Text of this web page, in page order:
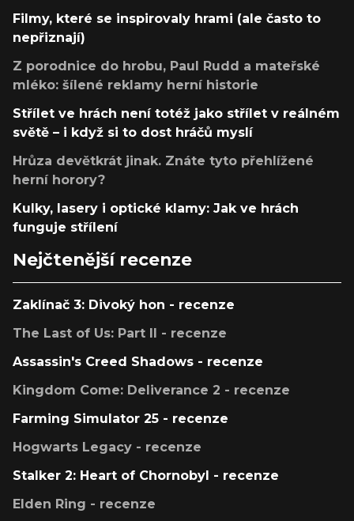
Filmy, které se inspirovaly hrami (ale často to
nepřiznají)
Z porodnice do hrobu, Paul Rudd a mateřské
mléko: šílené reklamy herní historie
Střílet ve hrách není totéž jako střílet v reálném
světě – i když si to dost hráčů myslí
Hrůza devětkrát jinak. Znáte tyto přehlížené
herní horory?
Kulky, lasery i optické klamy: Jak ve hrách
funguje střílení
Nejčtenější recenze
Zaklínač 3: Divoký hon - recenze
The Last of Us: Part II - recenze
Assassin's Creed Shadows - recenze
Kingdom Come: Deliverance 2 - recenze
Farming Simulator 25 - recenze
Hogwarts Legacy - recenze
Stalker 2: Heart of Chornobyl - recenze
Elden Ring - recenze